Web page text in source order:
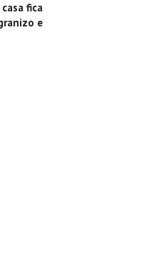
fica
e